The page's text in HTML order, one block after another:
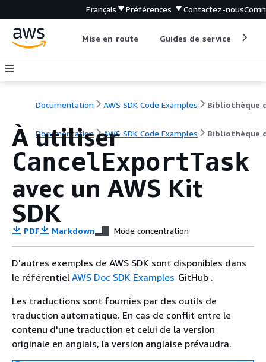
Français Préférences Contactez-nous
Mise en route Guides de service
Documentation AWS SDK Code Examples
Documentation AWS SDK Code Examples Bibliothèque
À utiliser
CancelExportTask
avec un AWS Kit
SDK
PDF Markdown Mode concentration
D'autres exemples de AWS SDK sont disponibles dans
le référentiel AWS Doc SDK Examples GitHub .
Les traductions sont fournies par des outils de
traduction automatique. En cas de conflit entre le
contenu d'une traduction et celui de la version
originale en anglais, la version anglaise prévaudra.